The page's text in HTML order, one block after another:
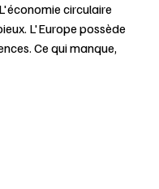
circulaire
L'Europe possède
Ce qui manque,